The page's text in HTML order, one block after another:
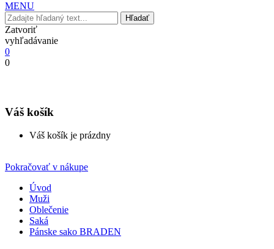
MENU
Hľadať
Zatvoriť
vyhľadávanie
0
0
Váš košík
Váš košík je prázdny
Pokračovať v nákupe
Úvod
Muži
Oblečenie
Saká
Pánske sako BRADEN